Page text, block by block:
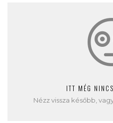
ITT MÉG
Nézz vissza később,